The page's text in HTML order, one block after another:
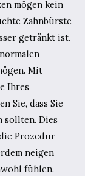
mögen kein
Zahnbürste
getränkt ist.
Mit
Ihres
Sie, dass Sie
sollten. Dies
Prozedur
neigen
fühlen.